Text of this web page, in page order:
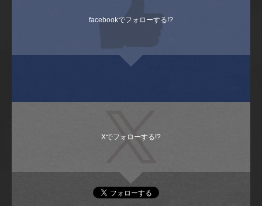
facebookでフォローする!?
Xでフォローする!?